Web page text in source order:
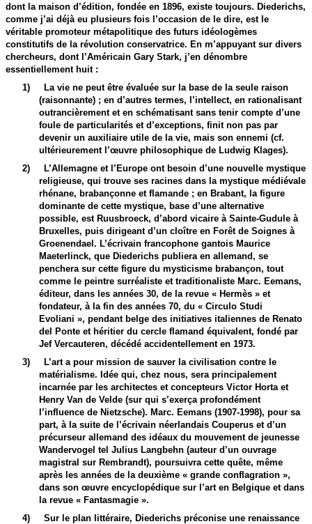
dont la maison d’édition, fondée en 1896, existe toujours. Diederichs,
comme j’ai déjà eu plusieurs fois l’occasion de le dire, est le
véritable promoteur métapolitique des futurs idéologèmes
constitutifs de la révolution conservatrice. En m’appuyant sur divers
chercheurs, dont l’Américain Gary Stark, j’en dénombre
essentiellement huit :
1)
La vie ne peut être évaluée sur la base de la seule raison
(raisonnante) ; en d’autres termes, l’intellect, en rationalisant
outrancièrement et en schématisant sans tenir compte d’une
foule de particularités et d’exceptions, finit non pas par
devenir un auxiliaire utile de la vie, mais son ennemi (cf.
ultérieurement l’œuvre philosophique de Ludwig Klages).
2)
L’Allemagne et l’Europe ont besoin d’une nouvelle mystique
religieuse, qui trouve ses racines dans la mystique médiévale
rhénane, brabançonne et flamande ; en Brabant, la figure
dominante de cette mystique, base d’une alternative
possible, est Ruusbroeck, d’abord vicaire à Sainte-Gudule à
Bruxelles, puis dirigeant d’un cloître en Forêt de Soignes à
Groenendael. L’écrivain francophone gantois Maurice
Maeterlinck, que Diederichs publiera en allemand, se
penchera sur cette figure du mysticisme brabançon, tout
comme le peintre surréaliste et traditionaliste Marc. Eemans,
éditeur, dans les années 30, de la revue « Hermès » et
fondateur, à la fin des années 70, du « Circulo Studi
Evoliani », pendant belge des initiatives italiennes de Renato
del Ponte et héritier du cercle flamand équivalent, fondé par
Jef Vercauteren, décédé accidentellement en 1973.
3)
L’art a pour mission de sauver la civilisation contre le
matérialisme. Idée qui, chez nous, sera principalement
incarnée par les architectes et concepteurs Victor Horta et
Henry Van de Velde (sur qui s’exerça profondément
l’influence de Nietzsche). Marc. Eemans (1907-1998), pour sa
part, à la suite de l’écrivain néerlandais Couperus et d’un
précurseur allemand des idéaux du mouvement de jeunesse
Wandervogel tel Julius Langbehn (auteur d’un ouvrage
magistral sur Rembrandt), poursuivra cette quête, même
après les années de la deuxième « grande conflagration »,
dans son œuvre encyclopédique sur l’art en Belgique et dans
la revue « Fantasmagie ».
4)
Sur le plan littéraire, Diederichs préconise une renaissance